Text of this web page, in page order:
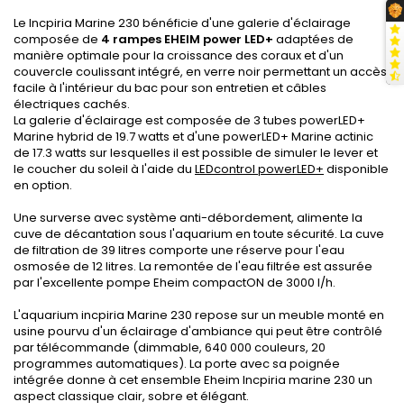
Le Incpiria Marine 230 bénéficie d'une galerie d'éclairage
composée de 4 rampes EHEIM power LED+ adaptées de
manière optimale pour la croissance des coraux et d'un
couvercle coulissant intégré, en verre noir permettant un accès
facile à l'intérieur du bac pour son entretien et câbles
électriques cachés.
La galerie d'éclairage est composée de 3 tubes powerLED+
Marine hybrid de 19.7 watts et d'une powerLED+ Marine actinic
de 17.3 watts sur lesquelles il est possible de simuler le lever et
le coucher du soleil à l'aide du LEDcontrol powerLED+ disponible
en option.
Une surverse avec système anti-débordement, alimente la
cuve de décantation sous l'aquarium en toute sécurité. La cuve
de filtration de 39 litres comporte une réserve pour l'eau
osmosée de 12 litres. La remontée de l'eau filtrée est assurée
par l'excellente pompe Eheim compactON de 3000 l/h.
L'aquarium incpiria Marine 230 repose sur un meuble monté en
usine pourvu d'un éclairage d'ambiance qui peut être contrôlé
par télécommande (dimmable, 640 000 couleurs, 20
programmes automatiques). La porte avec sa poignée
intégrée donne à cet ensemble Eheim Incpiria marine 230 un
aspect classique clair, sobre et élégant.